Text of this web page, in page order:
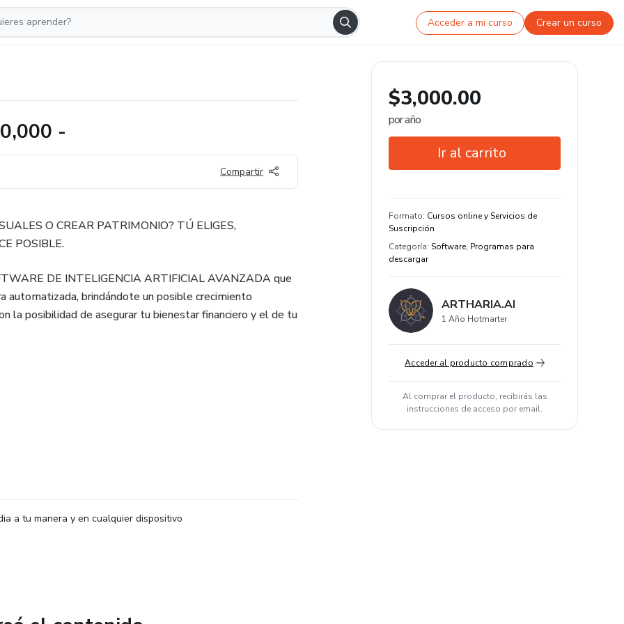
Acceder a mi curso Crear un curso
-
Compartir
O CREAR PATRIMONIO? TÚ ELIGES,
POSIBLE.
DE INTELIGENCIA ARTIFICIAL AVANZADA que
automatizada, brindándote un posible crecimiento
la posibilidad de asegurar tu bienestar financiero y el de tu
la posibilidad de generar riqueza gracias a la IA. Si
años
a tu manera y en cualquier dispositivo
$3,000.00
por año
Ir al carrito
Estudia a tu manera y en cualquier
dispositivo
Formato: Cursos online y Servicios de
Suscripción
Categoría: Software, Programas para
descargar
ARTHARIA.AI
1 Año Hotmarter
Acceder al producto comprado
Al comprar el producto, recibirás las
instrucciones de acceso por email.